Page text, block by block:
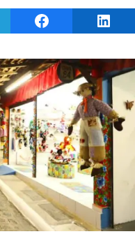
on TelegramShare on Facebook